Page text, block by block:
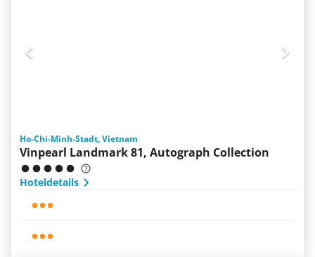
Ho-Chi-Minh-Stadt, Vietnam
Vinpearl Landmark 81, Autograph Collection
Hoteldetails